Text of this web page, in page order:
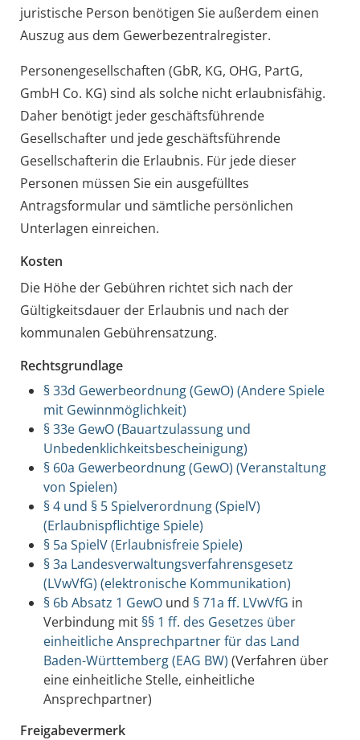
juristische Person benötigen Sie außerdem einen
Auszug aus dem Gewerbezentralregister.
Personengesellschaften (GbR, KG, OHG, PartG,
GmbH Co. KG) sind als solche nicht erlaubnisfähig.
Daher benötigt jeder geschäftsführende
Gesellschafter und jede geschäftsführende
Gesellschafterin die Erlaubnis. Für jede dieser
Personen müssen Sie ein ausgefülltes
Antragsformular und sämtliche persönlichen
Unterlagen einreichen.
Kosten
Die Höhe der Gebühren richtet sich nach der
Gültigkeitsdauer der Erlaubnis und nach der
kommunalen Gebührensatzung.
Rechtsgrundlage
§ 33d Gewerbeordnung (GewO) (Andere Spiele
mit Gewinnmöglichkeit)
§ 33e GewO (Bauartzulassung und
Unbedenklichkeitsbescheinigung)
§ 60a Gewerbeordnung (GewO) (Veranstaltung
von Spielen)
§ 4 und § 5 Spielverordnung (SpielV)
(Erlaubnispflichtige Spiele)
§ 5a SpielV (Erlaubnisfreie Spiele)
§ 3a Landesverwaltungsverfahrensgesetz
(LVwVfG) (elektronische Kommunikation)
§ 6b Absatz 1 GewOund § 71a ff. LVwVfG in
Verbindung mit §§ 1 ff. des Gesetzes über
einheitliche Ansprechpartner für das Land
Baden-Württemberg (EAG BW) (Verfahren über
eine einheitliche Stelle, einheitliche
Ansprechpartner)
Freigabevermerk